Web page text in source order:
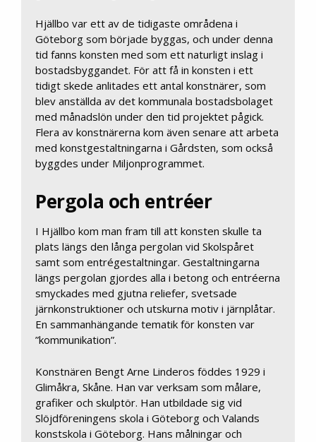
Hjällbo var ett av de tidigaste områdena i
Göteborg som började byggas, och under denna
tid fanns konsten med som ett naturligt inslag i
bostadsbyggandet. För att få in konsten i ett
tidigt skede anlitades ett antal konstnärer, som
blev anställda av det kommunala bostadsbolaget
med månadslön under den tid projektet pågick.
Flera av konstnärerna kom även senare att arbeta
med konstgestaltningarna i Gårdsten, som också
byggdes under Miljonprogrammet.
Pergola och entréer
I Hjällbo kom man fram till att konsten skulle ta
plats längs den långa pergolan vid Skolspåret
samt som entrégestaltningar. Gestaltningarna
längs pergolan gjordes alla i betong och entréerna
smyckades med gjutna reliefer, svetsade
järnkonstruktioner och utskurna motiv i järnplåtar.
En sammanhängande tematik för konsten var
”kommunikation”.
Konstnären Bengt Arne Linderos föddes 1929 i
Glimåkra, Skåne. Han var verksam som målare,
grafiker och skulptör. Han utbildade sig vid
Slöjdföreningens skola i Göteborg och Valands
konstskola i Göteborg. Hans målningar och